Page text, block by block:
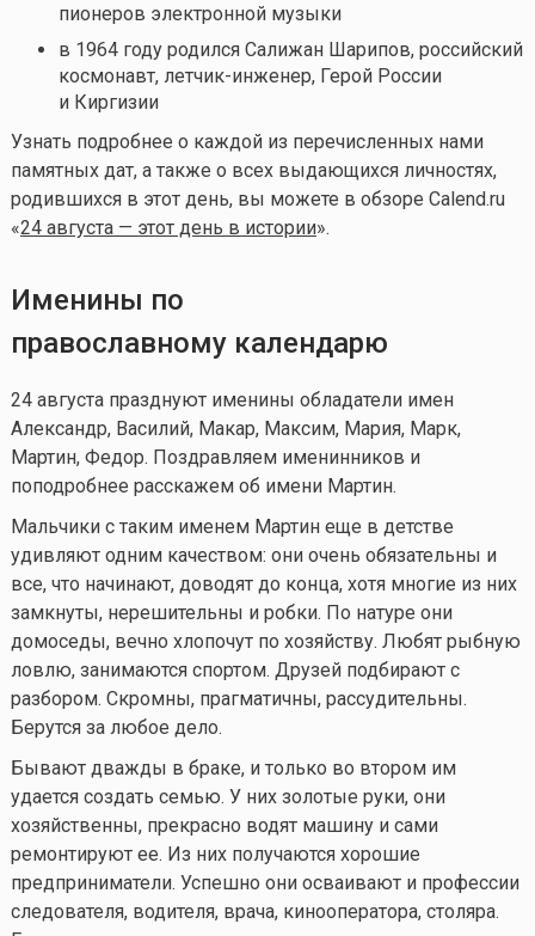
пионеров электронной музыки
в 1964 году родился Салижан Шарипов, российский
космонавт, летчик-инженер, Герой России
и Киргизии
Узнать подробнее о каждой из перечисленных нами
памятных дат, а также о всех выдающихся личностях,
родившихся в этот день, вы можете в обзоре Calend.ru
«24 августа — этот день в истории».
Именины по
православному календарю
24 августа празднуют именины обладатели имен
Александр, Василий, Макар, Максим, Мария, Марк,
Мартин, Федор. Поздравляем именинников и
поподробнее расскажем об имени Мартин.
Мальчики с таким именем Мартин еще в детстве
удивляют одним качеством: они очень обязательны и
все, что начинают, доводят до конца, хотя многие из них
замкнуты, нерешительны и робки. По натуре они
домоседы, вечно хлопочут по хозяйству. Любят рыбную
ловлю, занимаются спортом. Друзей подбирают с
разбором. Скромны, прагматичны, рассудительны.
Берутся за любое дело.
Бывают дважды в браке, и только во втором им
удается создать семью. У них золотые руки, они
хозяйственны, прекрасно водят машину и сами
ремонтируют ее. Из них получаются хорошие
предприниматели. Успешно они осваивают и профессии
следователя, водителя, врача, кинооператора, столяра.